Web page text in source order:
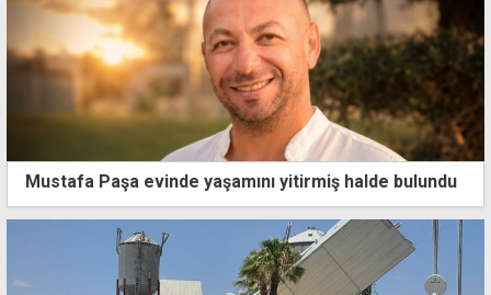
Mustafa Paşa evinde yaşamını yitirmiş halde bulundu